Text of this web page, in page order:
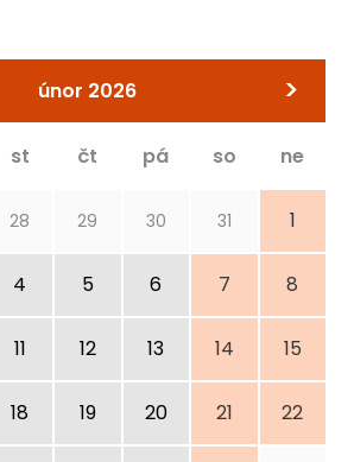
únor 2026 >
st čt pá so ne
28 29 30 31 1
4 5 6 7 8
11 12 13 14 15
18 19 20 21 22